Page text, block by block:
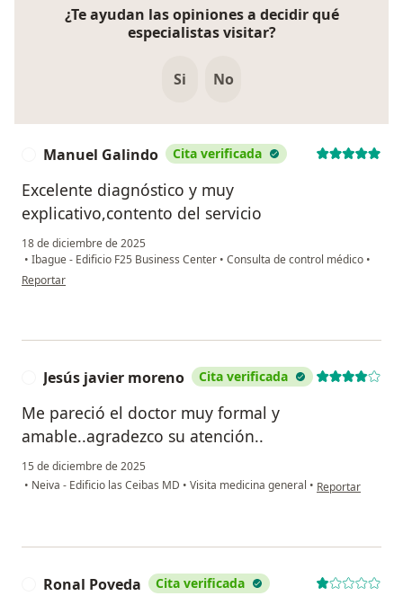
¿Te ayudan las opiniones a decidir qué
especialistas visitar?
Si No
Manuel Galindo Cita verificada
Excelente diagnóstico y muy
explicativo,contento del servicio
18 de diciembre de 2025
• Ibague - Edificio F25 Business Center • Consulta de control médico •
en opinión del usuario Manuel Galindo
Reportar
Jesús javier moreno Cita verificada
Me pareció el doctor muy formal y
amable..agradezco su atención..
15 de diciembre de 2025
• Neiva - Edificio las Ceibas MD • Visita medicina general • en opinión del
Reportar
Ronal Poveda Cita verificada